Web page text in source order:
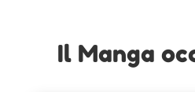
Il Manga